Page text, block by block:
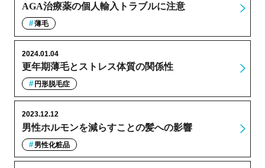
AGA治療薬の個人輸入トラブルに注意
薄毛
更年期薄毛とストレス体質の関係性
2024.01.04
円形脱毛症
男性ホルモンを減らすことの髪への影響
2023.12.12
男性化粧品